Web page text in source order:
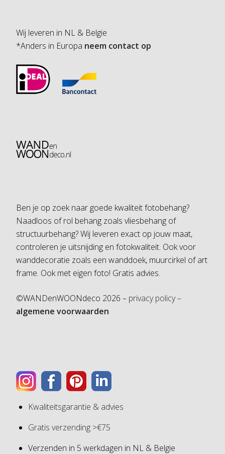
Wij leveren in NL & Belgie
*Anders in Europa neem contact op
Ben je op zoek naar goede kwaliteit fotobehang?
Naadloos of rol behang zoals vliesbehang of
structuurbehang? Wij leveren exact op jouw maat,
controleren je uitsnijding en fotokwaliteit. Ook voor
wanddecoratie zoals een wanddoek, muurcirkel of art
frame. Ook met eigen foto! Gratis advies.
©WANDenWOONdeco 2026 – privacy policy –
algemene voorwaarden
Kwaliteitsgarantie & advies
Gratis verzending >€75
Verzenden in 5 werkdagen in NL & Belgie